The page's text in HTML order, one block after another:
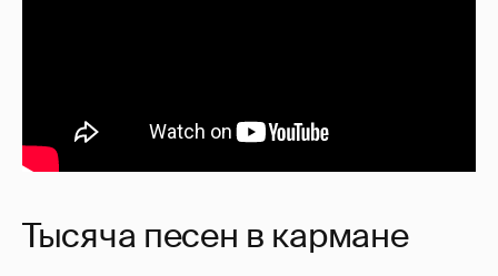
Тысяча песен в кармане